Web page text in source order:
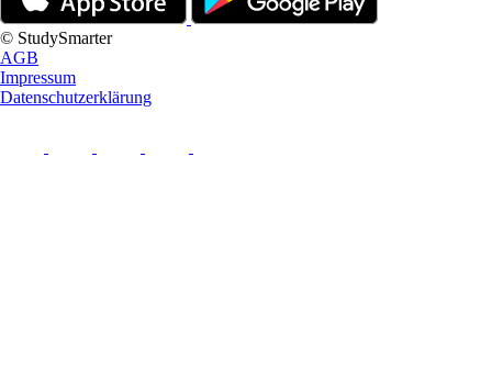
© StudySmarter
AGB
Impressum
Datenschutzerklärung